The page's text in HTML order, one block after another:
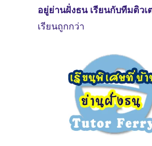
อยู่ย่านฝั่งธน เรียนกับทีมติวเ
เรียนถูกกว่า